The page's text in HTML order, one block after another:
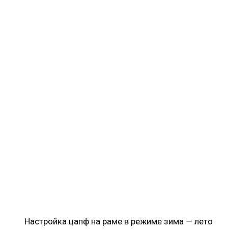
Настройка цапф на раме в режиме зима — лето